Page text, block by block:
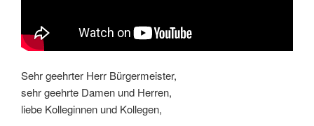
Sehr geehrter Herr Bürgermeister,
sehr geehrte Damen und Herren,
liebe Kolleginnen und Kollegen,